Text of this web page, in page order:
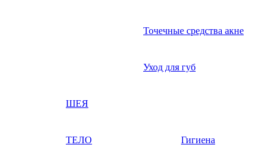
Точечные средства акне
Уход для губ
ШЕЯ
ТЕЛО Гигиена